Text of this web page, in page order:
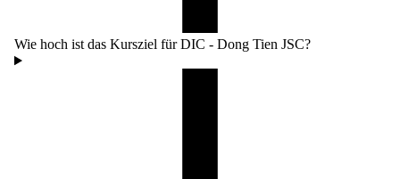
Wie hoch ist das Kursziel für DIC - Dong Tien JSC?